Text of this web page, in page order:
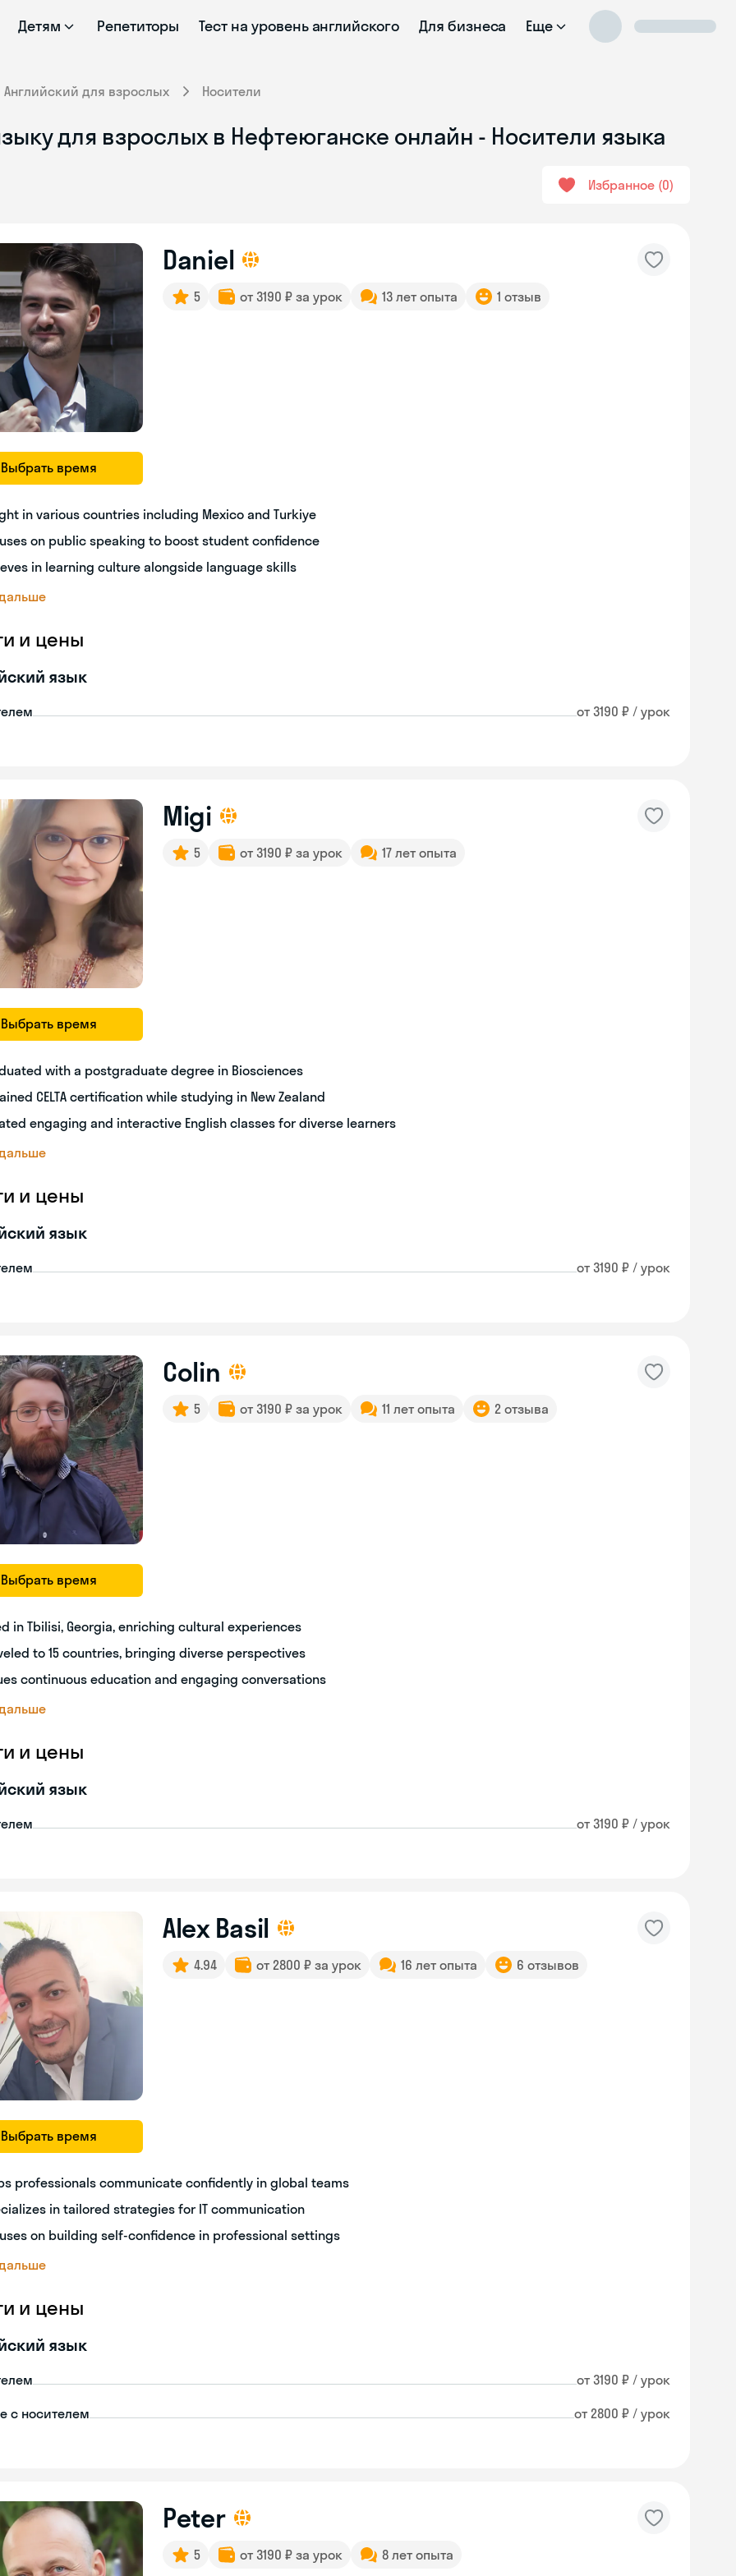
Детям Репетиторы Тест на уровень английского Для бизнеса Еще
Английский для взрослых Носители
для взрослых в Нефтеюганске онлайн - Носители языка
Избранное 0
Выбрать время
Daniel
5 от 3190 ₽ за урок 13 лет опыта 1 отзыв
in various countries including Mexico and Turkiye
on public speaking to boost student confidence
in learning culture alongside language skills
и цены
язык
от 3190 ₽ / урок
Выбрать время
Migi
5 от 3190 ₽ за урок 17 лет опыта
with a postgraduate degree in Biosciences
CELTA certification while studying in New Zealand
engaging and interactive English classes for diverse learners
и цены
язык
от 3190 ₽ / урок
Выбрать время
Colin
5 от 3190 ₽ за урок 11 лет опыта 2 отзыва
in Tbilisi, Georgia, enriching cultural experiences
to 15 countries, bringing diverse perspectives
continuous education and engaging conversations
и цены
язык
от 3190 ₽ / урок
Выбрать время
Alex Basil
4.94 от 2800 ₽ за урок 16 лет опыта 6 отзывов
professionals communicate confidently in global teams
in tailored strategies for IT communication
on building self-confidence in professional settings
и цены
язык
от 3190 ₽ / урок
с носителем от 2800 ₽ / урок
Peter
5 от 3190 ₽ за урок 8 лет опыта